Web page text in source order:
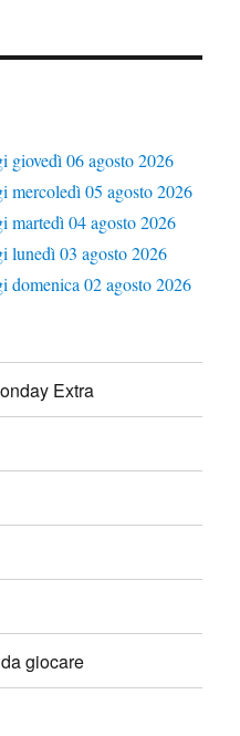
06 agosto 2026
05 agosto 2026
04 agosto 2026
lunedì 03 agosto 2026
02 agosto 2026
Extra
giocare